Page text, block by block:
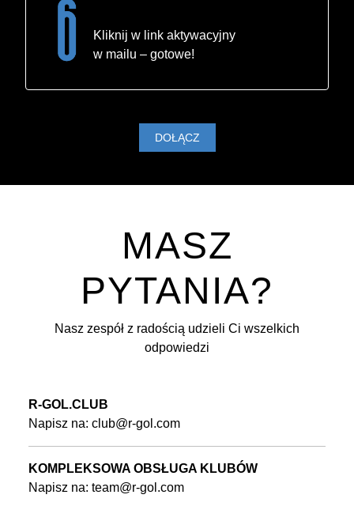
Kliknij w link aktywacyjny
w mailu – gotowe!
DOŁĄCZ
MASZ
PYTANIA?
Nasz zespół z radością udzieli Ci wszelkich
odpowiedzi
R-GOL.CLUB
Napisz na: club@r-gol.com
KOMPLEKSOWA OBSŁUGA KLUBÓW
Napisz na: team@r-gol.com